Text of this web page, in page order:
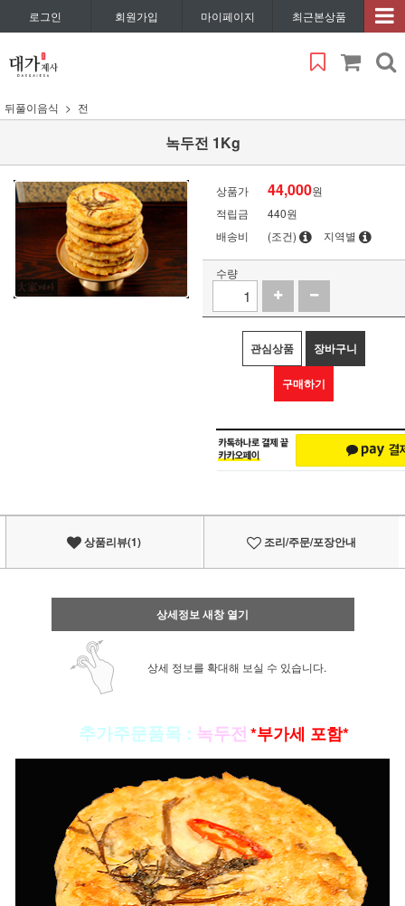
로그인 회원가입 마이페이지 최근본상품
뒤풀이음식 전
녹두전 1Kg
상품가 44,000원
적립금
440원
배송비
(조건) 지역별
수량
관심상품 장바구니
구매하기
상품리뷰(1) 조리/주문/포장안내
상세정보 새창 열기
상세 정보를 확대해 보실 수 있습니다.
추가주문품목 : 녹두전*부가세 포함*